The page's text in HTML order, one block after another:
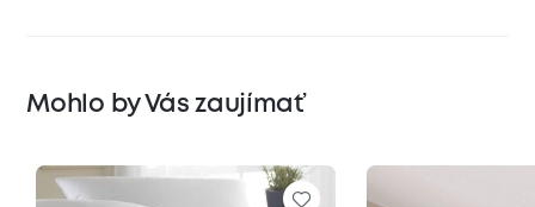
Mohlo by Vás zaujímať